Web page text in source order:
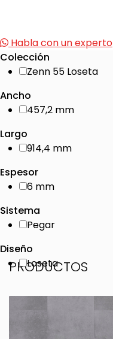
Habla con un experto
Colección
Zenn 55 Loseta
Ancho
457,2 mm
Largo
914,4 mm
Espesor
6 mm
Sistema
Pegar
Diseño
Loseta
PRODUCTOS